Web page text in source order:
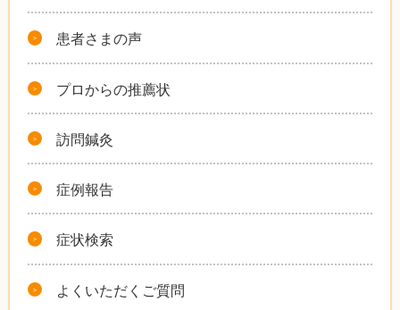
患者さまの声
プロからの推薦状
訪問鍼灸
症例報告
症状検索
よくいただくご質問